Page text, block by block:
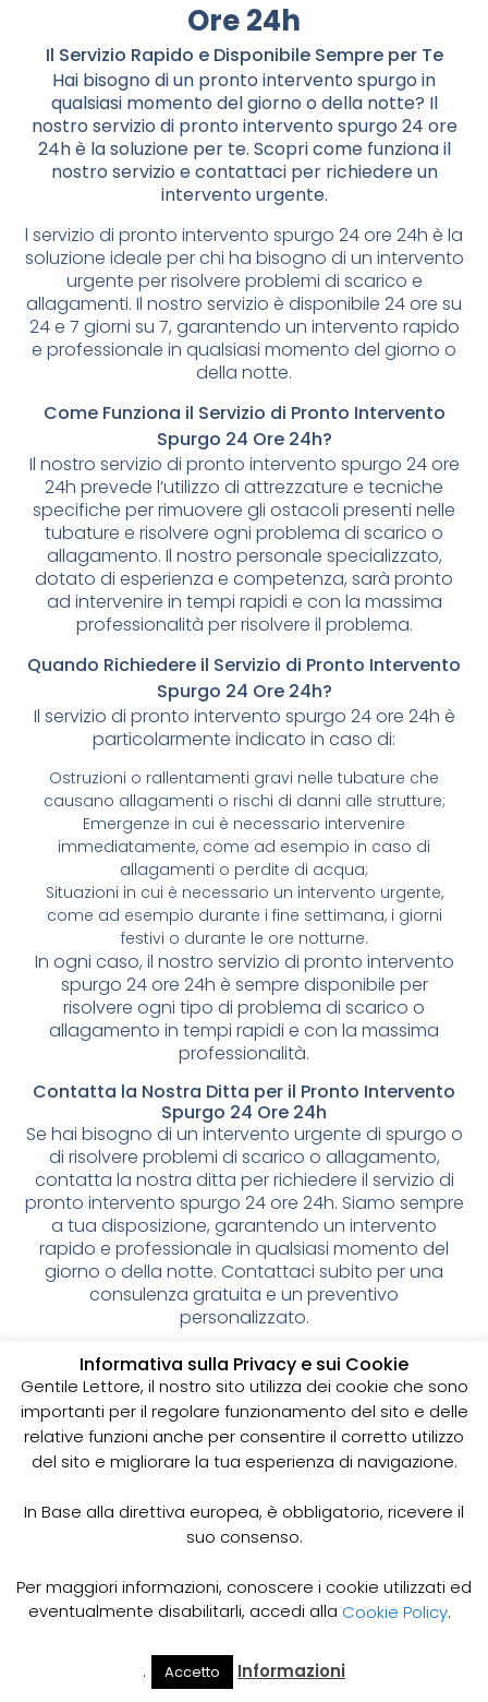
Ore 24h
Il Servizio Rapido e Disponibile Sempre per Te
Hai bisogno di un pronto intervento spurgo in
qualsiasi momento del giorno o della notte? Il
nostro servizio di pronto intervento spurgo 24 ore
24h è la soluzione per te. Scopri come funziona il
nostro servizio e contattaci per richiedere un
intervento urgente.
l servizio di pronto intervento spurgo 24 ore 24h è la
soluzione ideale per chi ha bisogno di un intervento
urgente per risolvere problemi di scarico e
allagamenti. Il nostro servizio è disponibile 24 ore su
24 e 7 giorni su 7, garantendo un intervento rapido
e professionale in qualsiasi momento del giorno o
della notte.
Come Funziona il Servizio di Pronto Intervento
Spurgo 24 Ore 24h?
Il nostro servizio di pronto intervento spurgo 24 ore
24h prevede l’utilizzo di attrezzature e tecniche
specifiche per rimuovere gli ostacoli presenti nelle
tubature e risolvere ogni problema di scarico o
allagamento. Il nostro personale specializzato,
dotato di esperienza e competenza, sarà pronto
ad intervenire in tempi rapidi e con la massima
professionalità per risolvere il problema.
Quando Richiedere il Servizio di Pronto Intervento
Spurgo 24 Ore 24h?
Il servizio di pronto intervento spurgo 24 ore 24h è
particolarmente indicato in caso di:
Ostruzioni o rallentamenti gravi nelle tubature che
causano allagamenti o rischi di danni alle strutture;
Emergenze in cui è necessario intervenire
immediatamente, come ad esempio in caso di
allagamenti o perdite di acqua;
Situazioni in cui è necessario un intervento urgente,
come ad esempio durante i fine settimana, i giorni
festivi o durante le ore notturne.
In ogni caso, il nostro servizio di pronto intervento
spurgo 24 ore 24h è sempre disponibile per
risolvere ogni tipo di problema di scarico o
allagamento in tempi rapidi e con la massima
professionalità.
Contatta la Nostra Ditta per il Pronto Intervento
Spurgo 24 Ore 24h
Se hai bisogno di un intervento urgente di spurgo o
di risolvere problemi di scarico o allagamento,
contatta la nostra ditta per richiedere il servizio di
pronto intervento spurgo 24 ore 24h. Siamo sempre
a tua disposizione, garantendo un intervento
rapido e professionale in qualsiasi momento del
giorno o della notte. Contattaci subito per una
consulenza gratuita e un preventivo
personalizzato.
Spurgo pozzi neri: cos’è e
perché è importante
I pozzi neri sono delle strutture sotterranee utilizzate
per la raccolta delle acque reflue domestiche,
sistema di smaltimento delle acque fognarie. Lo
spurgo dei pozzi neri è un’operazione essenziale
e prevenire il rischio di allagamenti, cattivi odori e
infezioni.
Lo spurgo dei pozzi neri viene effettuato mediante
l’utilizzo di apposite pompe e attrezzature
Cerca Il Mio
Informativa sulla Privacy e sui Cookie
Gentile Lettore, il nostro sito utilizza dei cookie che sono
importanti per il regolare funzionamento del sito e delle
relative funzioni anche per consentire il corretto utilizzo
del sito e migliorare la tua esperienza di navigazione.
In Base alla direttiva europea, è obbligatorio, ricevere il
suo consenso.
Per maggiori informazioni, conoscere i cookie utilizzati ed
eventualmente disabilitarli, accedi alla Cookie Policy.
. Accetto Informazioni